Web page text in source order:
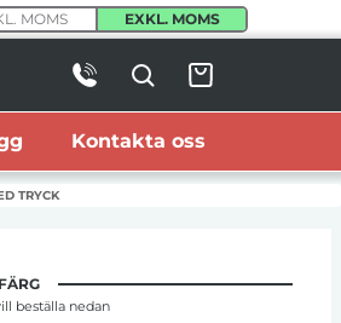
MOMS EXKL. MOMS
Kontakta oss
TRYCK
beställa nedan